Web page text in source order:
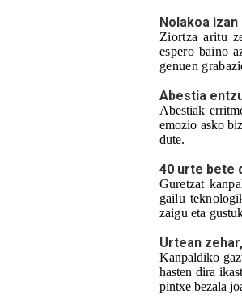
Nolakoa
Ziortza aritu
espero baino
genuen
Abestia
Abestiak
emozio asko
dute.
40 urte bete
Guretzat
gailu
zaigu eta
Urtean
Kanpaldiko
hasten dira
pintxe bezala